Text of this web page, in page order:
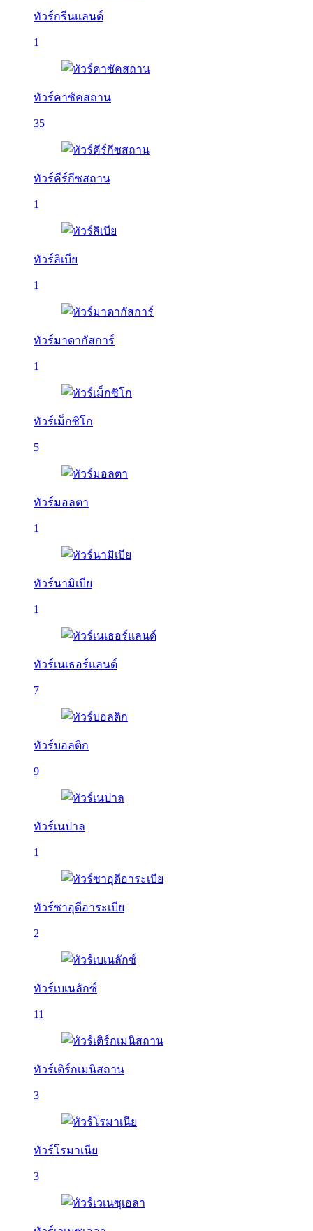
ทัวร์กรีนแลนด์
1
ทัวร์คาซัคสถาน
35
ทัวร์คีร์กีซสถาน
1
ทัวร์ลิเบีย
1
ทัวร์มาดากัสการ์
1
ทัวร์เม็กซิโก
5
ทัวร์มอลตา
1
ทัวร์นามิเบีย
1
ทัวร์เนเธอร์แลนด์
7
ทัวร์บอลติก
9
ทัวร์เนปาล
1
ทัวร์ซาอุดีอาระเบีย
2
ทัวร์เบเนลักซ์
11
ทัวร์เติร์กเมนิสถาน
3
ทัวร์โรมาเนีย
3